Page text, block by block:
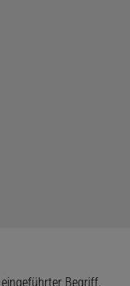
eingeführter Begriff.